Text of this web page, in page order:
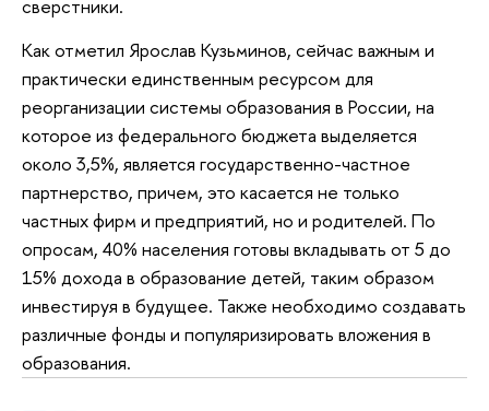
сверстники.
Как отметил Ярослав Кузьминов, сейчас важным и
практически единственным ресурсом для
реорганизации системы образования в России, на
которое из федерального бюджета выделяется
около 3,5%, является государственно-частное
партнерство, причем, это касается не только
частных фирм и предприятий, но и родителей. По
опросам, 40% населения готовы вкладывать от 5 до
15% дохода в образование детей, таким образом
инвестируя в будущее. Также необходимо создавать
различные фонды и популяризировать вложения в
образования.